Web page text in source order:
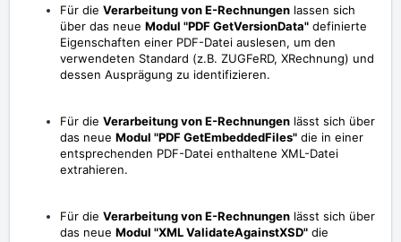
Für die Verarbeitung von E-Rechnungen lassen sich
über das neue Modul "PDF GetVersionData" definierte
Eigenschaften einer PDF-Datei auslesen, um den
verwendeten Standard (z.B. ZUGFeRD, XRechnung) und
dessen Ausprägung zu identifizieren.
Für die Verarbeitung von E-Rechnungen lässt sich über
das neue Modul "PDF GetEmbeddedFiles" die in einer
entsprechenden PDF-Datei enthaltene XML-Datei
extrahieren.
Für die Verarbeitung von E-Rechnungen lässt sich über
das neue Modul "XML ValidateAgainstXSD" die